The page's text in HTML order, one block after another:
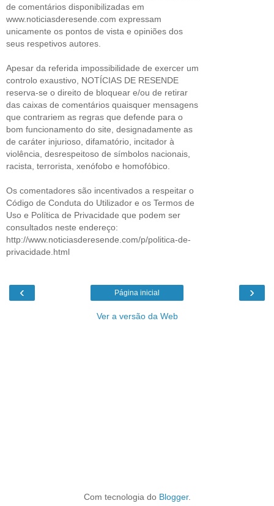
de comentários disponibilizadas em
www.noticiasderesende.com expressam
unicamente os pontos de vista e opiniões dos
seus respetivos autores.
Apesar da referida impossibilidade de exercer um
controlo exaustivo, NOTÍCIAS DE RESENDE
reserva-se o direito de bloquear e/ou de retirar
das caixas de comentários quaisquer mensagens
que contrariem as regras que defende para o
bom funcionamento do site, designadamente as
de caráter injurioso, difamatório, incitador à
violência, desrespeitoso de símbolos nacionais,
racista, terrorista, xenófobo e homofóbico.
Os comentadores são incentivados a respeitar o
Código de Conduta do Utilizador e os Termos de
Uso e Política de Privacidade que podem ser
consultados neste endereço:
http://www.noticiasderesende.com/p/politica-de-
privacidade.html
‹ ›
Página inicial
Ver a versão da Web
Com tecnologia do Blogger.